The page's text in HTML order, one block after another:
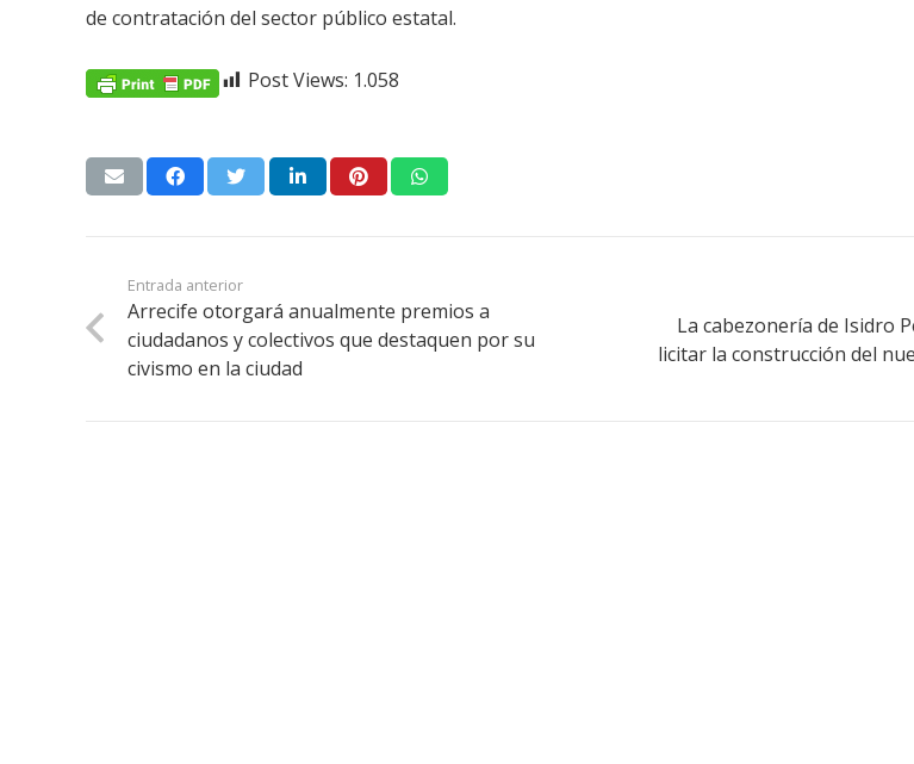
de contratación del sector público estatal.
Post Views: 1.058
Entrada anterior
Arrecife otorgará anualmente premios a
ciudadanos y colectivos que destaquen por su
civismo en la ciudad
La cabezonería de Isidro
licitar la construcción del